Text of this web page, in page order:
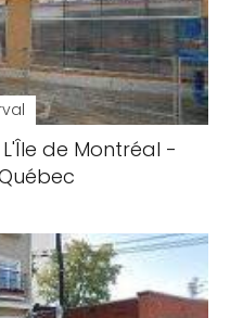
de Montréal -